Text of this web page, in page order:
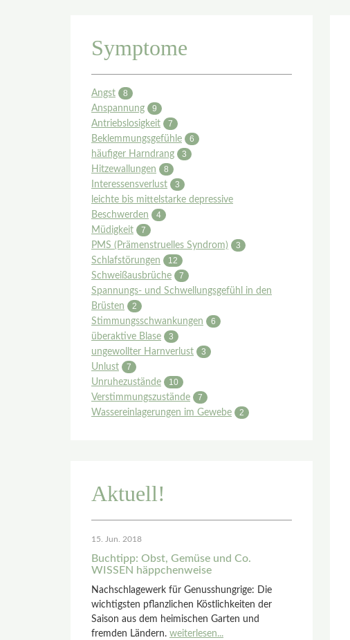
Symptome
Angst
8
Anspannung
9
Antriebslosigkeit
7
Beklemmungsgefühle
6
häufiger Harndrang
3
Hitzewallungen
8
Interessensverlust
3
leichte bis mittelstarke depressive
Beschwerden
4
Müdigkeit
7
PMS (Prämenstruelles Syndrom)
3
Schlafstörungen
12
Schweißausbrüche
7
Spannungs- und Schwellungsgefühl in den
Brüsten
2
Stimmungsschwankungen
6
überaktive Blase
3
ungewollter Harnverlust
3
Unlust
7
Unruhezustände
10
Verstimmungszustände
7
Wassereinlagerungen im Gewebe
2
Aktuell!
15. Jun. 2018
Buchtipp: Obst, Gemüse und Co.
WISSEN häppchenweise
Nachschlagewerk für Genusshungrige: Die
wichtigsten pflanzlichen Köstlichkeiten der
Saison aus dem heimischen Garten und
fremden Ländern. weiterlesen...